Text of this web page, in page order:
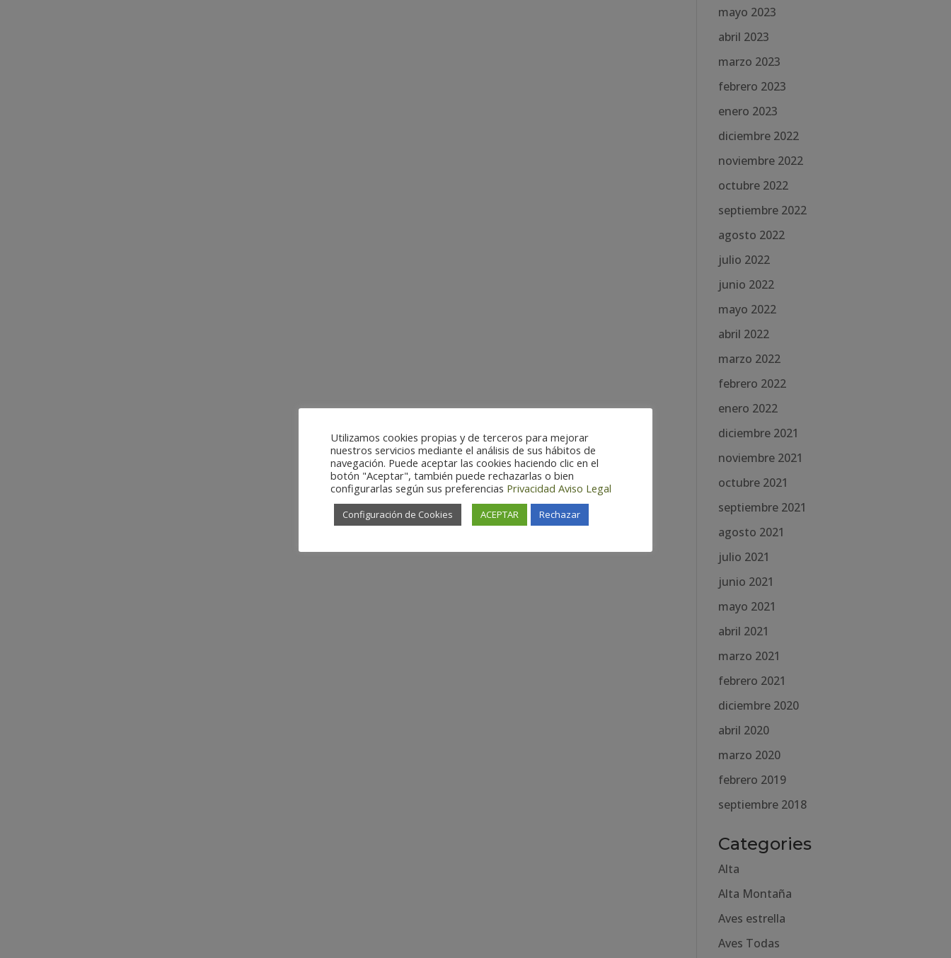
mayo 2023
abril 2023
marzo 2023
febrero 2023
enero 2023
diciembre 2022
noviembre 2022
octubre 2022
septiembre 2022
agosto 2022
julio 2022
junio 2022
mayo 2022
abril 2022
marzo 2022
febrero 2022
enero 2022
diciembre 2021
noviembre 2021
octubre 2021
septiembre 2021
agosto 2021
julio 2021
junio 2021
mayo 2021
abril 2021
marzo 2021
febrero 2021
diciembre 2020
abril 2020
marzo 2020
febrero 2019
septiembre 2018
Categories
Alta
Alta Montaña
Aves estrella
Aves Todas
Utilizamos cookies propias y de terceros para mejorar
nuestros servicios mediante el análisis de sus hábitos de
navegación. Puede aceptar las cookies haciendo clic en el
botón "Aceptar", también puede rechazarlas o bien
configurarlas según sus preferencias Privacidad Aviso Legal
Configuración de Cookies ACEPTAR Rechazar